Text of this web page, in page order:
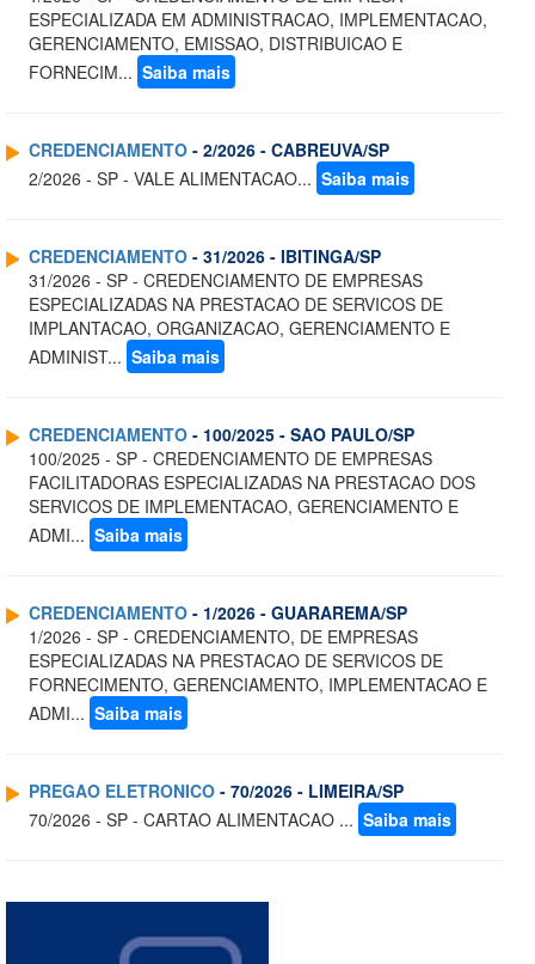
ESPECIALIZADA EM ADMINISTRACAO, IMPLEMENTACAO,
GERENCIAMENTO, EMISSAO, DISTRIBUICAO E
FORNECIM... Saiba mais
CREDENCIAMENTO - 2/2026 - CABREUVA/SP
2/2026 - SP - VALE ALIMENTACAO... Saiba mais
CREDENCIAMENTO - 31/2026 - IBITINGA/SP
31/2026 - SP - CREDENCIAMENTO DE EMPRESAS
ESPECIALIZADAS NA PRESTACAO DE SERVICOS DE
IMPLANTACAO, ORGANIZACAO, GERENCIAMENTO E
ADMINIST... Saiba mais
CREDENCIAMENTO - 100/2025 - SAO PAULO/SP
100/2025 - SP - CREDENCIAMENTO DE EMPRESAS
FACILITADORAS ESPECIALIZADAS NA PRESTACAO DOS
SERVICOS DE IMPLEMENTACAO, GERENCIAMENTO E
ADMI... Saiba mais
CREDENCIAMENTO - 1/2026 - GUARAREMA/SP
1/2026 - SP - CREDENCIAMENTO, DE EMPRESAS
ESPECIALIZADAS NA PRESTACAO DE SERVICOS DE
FORNECIMENTO, GERENCIAMENTO, IMPLEMENTACAO E
ADMI... Saiba mais
PREGAO ELETRONICO - 70/2026 - LIMEIRA/SP
70/2026 - SP - CARTAO ALIMENTACAO ... Saiba mais